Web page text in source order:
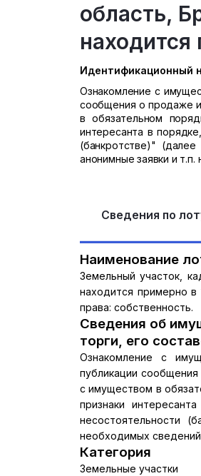
область,
находится
Идентификационный
Ознакомление с
сообщения о продаже
в обязательном
интересанта в
(банкротстве)"
анонимные заявки и
Сведения по
Наименование
Земельный участок,
находится примерно
права: собственность.
Сведения об
торги, его
Ознакомление с
публикации
с имуществом в
признаки
несостоятельности
необходимых
Категория
Земельные участки